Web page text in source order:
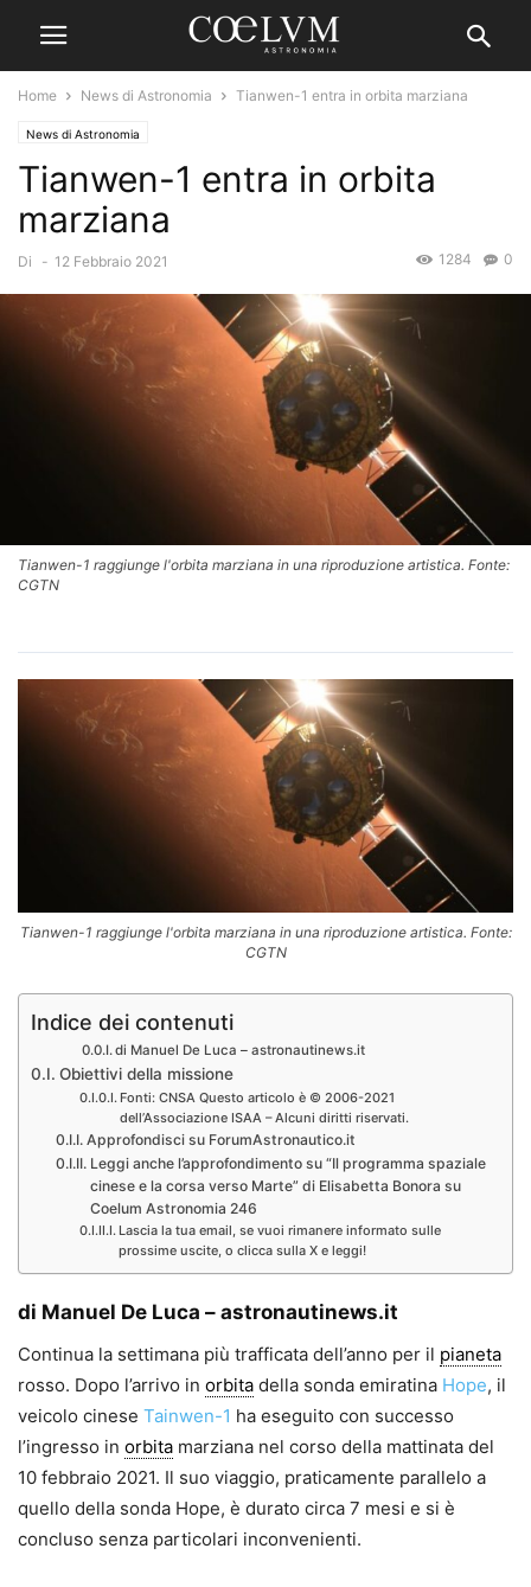
Home News di Astronomia Tianwen-1 entra in orbita marziana
News di Astronomia
Tianwen-1 entra in orbita
marziana
Di - 12 Febbraio 2021 0
1284
Tianwen-1 raggiunge l'orbita marziana in una riproduzione artistica. Fonte:
CGTN
Tianwen-1 raggiunge l'orbita marziana in una riproduzione artistica. Fonte:
CGTN
Indice dei contenuti
di Manuel De Luca – astronautinews.it
Obiettivi della missione
Fonti: CNSA Questo articolo è © 2006-2021
dell’Associazione ISAA – Alcuni diritti riservati.
Approfondisci su ForumAstronautico.it
Leggi anche l’approfondimento su “Il programma spaziale
cinese e la corsa verso Marte” di Elisabetta Bonora su
Coelum Astronomia 246
Lascia la tua email, se vuoi rimanere informato sulle
prossime uscite, o clicca sulla X e leggi!
di Manuel De Luca – astronautinews.it
Continua la settimana più trafficata dell’anno per il pianeta
rosso. Dopo l’arrivo in orbita della sonda emiratina Hope, il
veicolo cinese Tainwen-1 ha eseguito con successo
l’ingresso in orbita marziana nel corso della mattinata del
10 febbraio 2021. Il suo viaggio, praticamente parallelo a
quello della sonda Hope, è durato circa 7 mesi e si è
concluso senza particolari inconvenienti.